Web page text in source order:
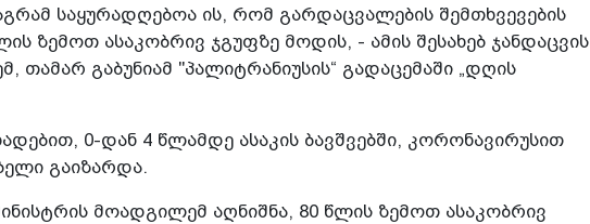
საყურადღებოა ის, რომ გარდაცვალების შემთხვევების
ზემოთ ასაკობრივ ჯგუფზე მოდის, - ამის შესახებ ჯანდაცვის
თამარ გაბუნიამ "პალიტრანიუსის“ გადაცემაში „დღის
0-დან 4 წლამდე ასაკის ბავშვებში, კორონავირუსით
გაიზარდა.
მოადგილემ აღნიშნა, 80 წლის ზემოთ ასაკობრივ